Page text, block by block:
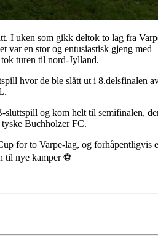
I uken som gikk deltok to lag fra
var en stor og entusiastisk gjeng med
turen til nord-Jylland.
hvor de ble slått ut i 8.delsfinalen
sluttspill og kom helt til semifinalen,
Buchholzer FC.
for to Varpe-lag, og forhåpentligvis
til nye kamper ⚽